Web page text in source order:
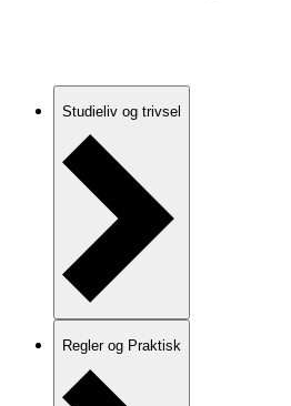
Studieliv og trivsel
Regler og Praktisk